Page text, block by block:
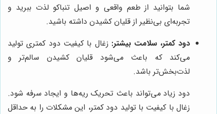
شما بتوانید از طعم واقعی و اصیل تنباکو لذت ببرید و
تجربه‌ای بی‌نظیر از قلیان کشیدن داشته باشید.
دود کمتر، سلامت بیشتر: زغال با کیفیت دود کمتری تولید
می‌کند که باعث می‌شود قلیان کشیدن سالم‌تر و
لذت‌بخش‌تر باشد.
دود زیاد می‌تواند باعث تحریک ریه‌ها و ایجاد سرفه شود.
زغال با کیفیت با تولید دود کمتر، این مشکلات را به حداقل